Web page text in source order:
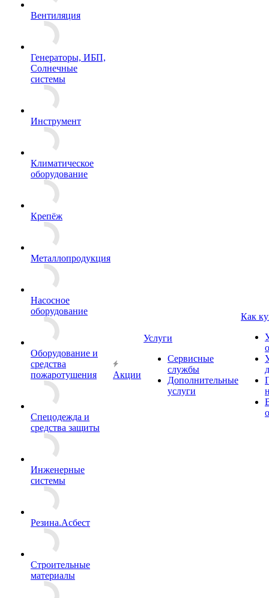
Вентиляция
Генераторы, ИБП,
Солнечные
системы
Инструмент
Климатическое
оборудование
Крепёж
Металлопродукция
Насосное
оборудование
Оборудование и
средства
пожаротушения
Спецодежда и
средства защиты
Инженерные
системы
Резина.Асбест
Строительные
материалы
Акции
Услуги
Сервисные
службы
Дополнительные
услуги
Как